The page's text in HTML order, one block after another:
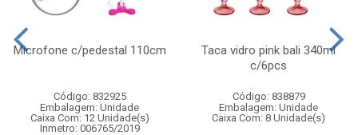
Microfone c/pedestal 110cm
Código: 832925
Embalagem: Unidade
Caixa Com: 12 Unidade(s)
Inmetro: 006765/2019
Taca vidro pink bali 340ml
c/6pcs
Código: 838879
Embalagem: Unidade
Caixa Com: 8 Unidade(s)